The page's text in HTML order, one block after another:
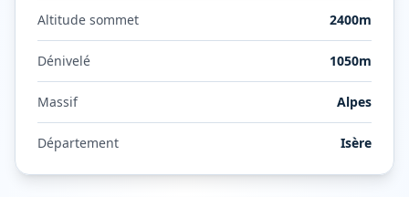
Altitude sommet 2400m
Dénivelé 1050m
Massif Alpes
Département Isère